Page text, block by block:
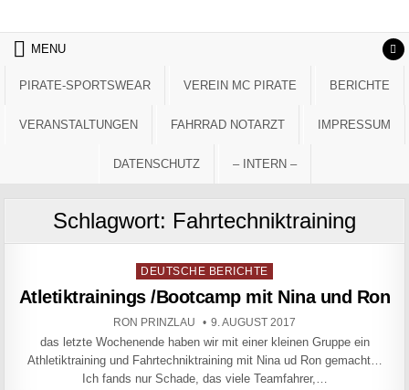
MENU
PIRATE-SPORTSWEAR VEREIN MC PIRATE BERICHTE
VERANSTALTUNGEN FAHRRAD NOTARZT IMPRESSUM
DATENSCHUTZ – INTERN –
Schlagwort: Fahrtechniktraining
Posted in
DEUTSCHE BERICHTE
Atletiktrainings /Bootcamp mit Nina und Ron
AUTHOR:
RON PRINZLAU PUBLISHED DATE:
9. AUGUST 2017
das letzte Wochenende haben wir mit einer kleinen Gruppe ein
Athletiktraining und Fahrtechniktraining mit Nina ud Ron gemacht…
Ich fands nur Schade, das viele Teamfahrer,…